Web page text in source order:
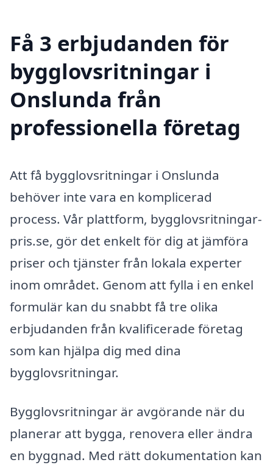
Få 3 erbjudanden för
bygglovsritningar i
Onslunda från
professionella företag
Att få bygglovsritningar i Onslunda
behöver inte vara en komplicerad
process. Vår plattform, bygglovsritningar-
pris.se, gör det enkelt för dig at jämföra
priser och tjänster från lokala experter
inom området. Genom att fylla i en enkel
formulär kan du snabbt få tre olika
erbjudanden från kvalificerade företag
som kan hjälpa dig med dina
bygglovsritningar.
Bygglovsritningar är avgörande när du
planerar att bygga, renovera eller ändra
en byggnad. Med rätt dokumentation kan